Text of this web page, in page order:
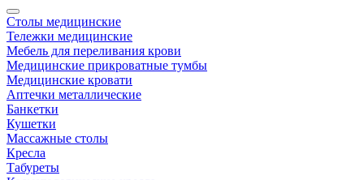
Столы медицинские
Тележки медицинские
Мебель для переливания крови
Медицинские прикроватные тумбы
Медицинские кровати
Аптечки металлические
Банкетки
Кушетки
Массажные столы
Кресла
Табуреты